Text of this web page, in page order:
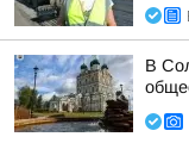
В